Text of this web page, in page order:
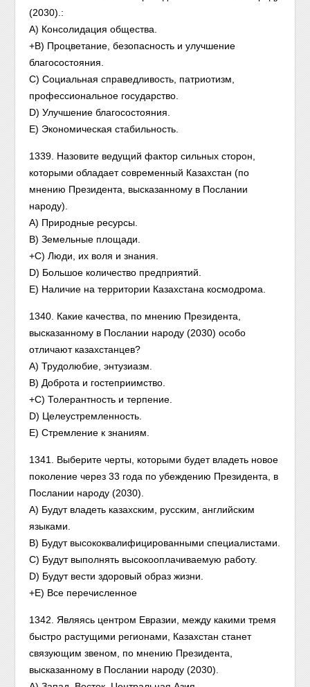
(2030).:
А) Консолидация общества.
+В) Процветание, безопасность и улучшение
благосостояния.
С) Социальная справедливость, патриотизм,
профессиональное государство.
D) Улучшение благосостояния.
Е) Экономическая стабильность.
1339. Назовите ведущий фактор сильных сторон,
которыми обладает современный Казахстан (по
мнению Президента, высказанному в Послании
народу).
А) Природные ресурсы.
В) Земельные площади.
+С) Люди, их воля и знания.
D) Большое количество предприятий.
Е) Наличие на территории Казахстана космодрома.
1340. Какие качества, по мнению Президента,
высказанному в Послании народу (2030) особо
отличают казахстанцев?
А) Трудолюбие, энтузиазм.
В) Доброта и гостеприимство.
+С) Толерантность и терпение.
D) Целеустремленность.
Е) Стремление к знаниям.
1341. Выберите черты, которыми будет владеть новое
поколение через 33 года по убеждению Президента, в
Послании народу (2030).
А) Будут владеть казахским, русским, английским
языками.
В) Будут высококвалифицированными специалистами.
С) Будут выполнять высокооплачиваемую работу.
D) Будут вести здоровый образ жизни.
+Е) Все перечисленное
1342. Являясь центром Евразии, между какими тремя
быстро растущими регионами, Казахстан станет
связующим звеном, по мнению Президента,
высказанному в Послании народу (2030).